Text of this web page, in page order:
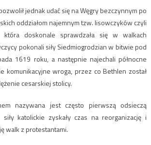
jednak udać się na Węgry bezczynnym po
oddziałom najemnym tzw. lisowczyków czyli
doskonale sprawdzała się w walkach
pokonali siły Siedmiogrodzian w bitwie pod
1619 roku, a następnie najechali północne
komunikacyjne wroga, przez co Bethlen został
cesarskiej stolicy.
nazywana jest często pierwszą odsieczą
katolickie zyskały czas na reorganizację i
walk z protestantami.